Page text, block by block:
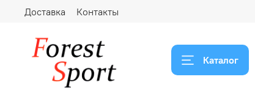
Доставка Контакты
Каталог